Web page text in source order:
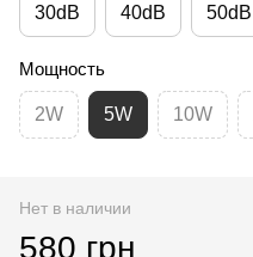
30dB 40dB 50dB
Мощность
2W 5W 10W
Нет в наличии
580 грн